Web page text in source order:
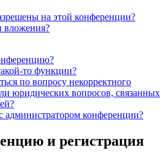
на этой конференции?
вложения?
то функции?
по вопросу некорректного
юридических вопросов, связанных
администратором конференции?
и регистрация